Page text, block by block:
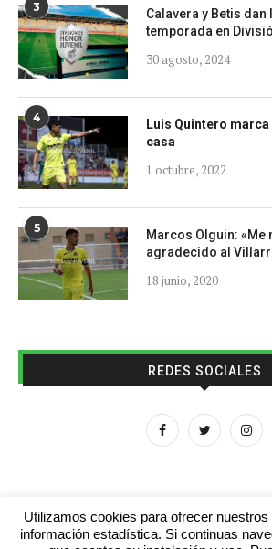
3
Calavera y Betis dan
temporada en
30 agosto, 2024
4
Luis Quintero
casa
1 octubre, 2022
5
Marcos Olguin: «Me
agradecido al
18 junio, 2020
REDES SOCIALES
Utilizamos cookies para ofrecer
información estadística. Si continuas